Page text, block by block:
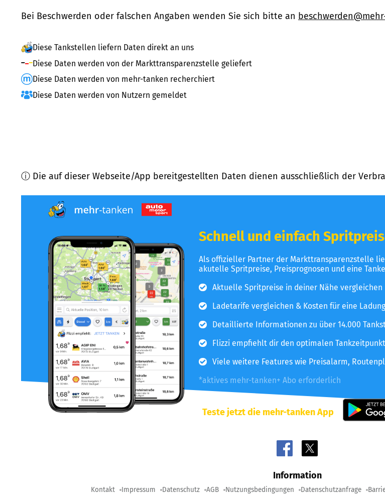
Bei Beschwerden oder falschen Angaben wenden Sie sich bitte an
Diese Tankstellen liefern Daten direkt an uns
Diese Daten werden von der Markttransparenzstelle geliefert
Diese Daten werden von mehr-tanken recherchiert
Diese Daten werden von Nutzern gemeldet
ⓘ Die auf dieser Webseite/App bereitgestellten Daten dienen ausschließlich der
Schnell und einfach
Als offizieller Partner der Markttransparenzstelle
akutelle Spritpreise, Preisprognosen und eine
Aktuelle Spritpreise in deiner Nähe vergleichen
Ladetarife vergleichen & Kosten für eine
Detaillierte Informationen zu über 14.000
Flizzi empfiehlt dir den optimalen
Viele weitere Features wie Preisalarm,
*aktives mehr-tanken+ Abo erforderlich
Teste jetzt die mehr-tanken App
Information
Kontakt Impressum Datenschutz AGB Nutzungsbedingungen Datenschutzanfrage